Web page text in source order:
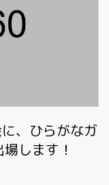
、ひらがなガ
します！